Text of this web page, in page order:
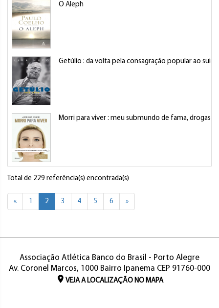
O Aleph
Getúlio : da volta pela consagração popular ao
Morri para viver : meu submundo de fama, drogas
Total de 229 referência(s) encontrada(s)
« 1 2 3 4 5 6 »
Associação Atlética Banco do Brasil - Porto Alegre
Av. Coronel Marcos, 1000 Bairro Ipanema CEP 91760-000
VEJA A LOCALIZAÇÃO NO MAPA